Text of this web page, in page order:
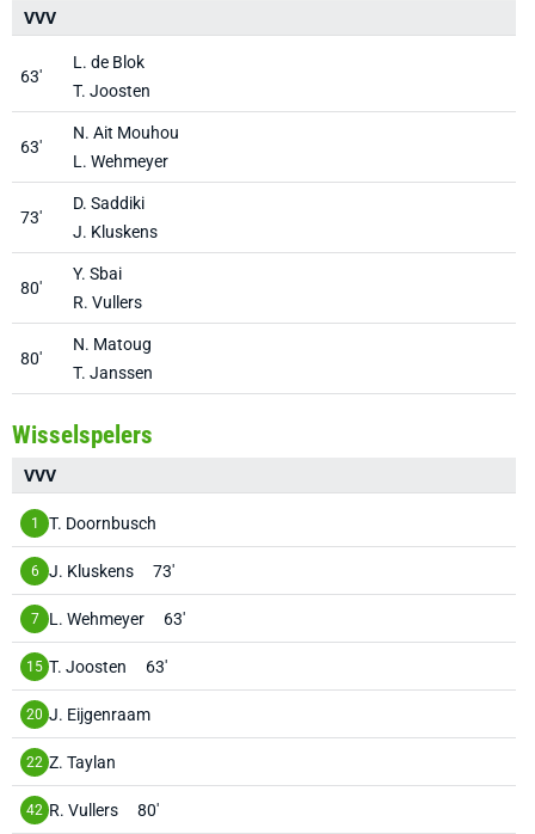
VVV
63'
L. de Blok
T. Joosten
63'
N. Ait Mouhou
L. Wehmeyer
73'
D. Saddiki
J. Kluskens
80'
Y. Sbai
R. Vullers
80'
N. Matoug
T. Janssen
Wisselspelers
VVV
1 T. Doornbusch
6 J. Kluskens 73'
7 L. Wehmeyer 63'
15 T. Joosten 63'
20 J. Eijgenraam
22 Z. Taylan
42 R. Vullers 80'